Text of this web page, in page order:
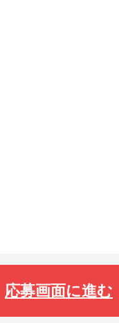
応募画面に進む